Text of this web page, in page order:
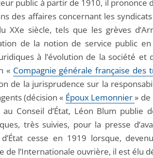
public à partir de 1910, il prononce
des affaires concernant les
XXe siècle, tels que les grèves
de la notion de service public
à l’évolution de la société et
« Compagnie générale française des
de la jurisprudence sur la
(décision « Époux Lemonnier »
au Conseil d’État, Léon Blum publie
très suivies, pour la presse
cesse en 1919 lorsque,
de l’Internationale ouvrière, il est élu